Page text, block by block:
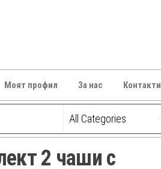
Моят профил За нас Контакти
2 чаши с